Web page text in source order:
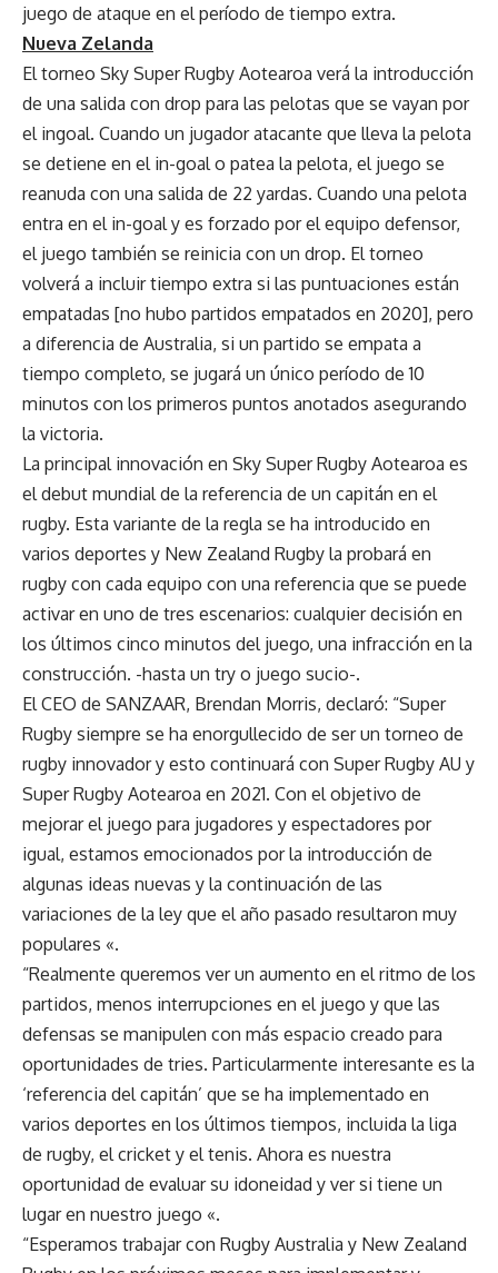
juego de ataque en el período de tiempo extra.
Nueva Zelanda
El torneo Sky Super Rugby Aotearoa verá la introducción
de una salida con drop para las pelotas que se vayan por
el ingoal. Cuando un jugador atacante que lleva la pelota
se detiene en el in-goal o patea la pelota, el juego se
reanuda con una salida de 22 yardas. Cuando una pelota
entra en el in-goal y es forzado por el equipo defensor,
el juego también se reinicia con un drop. El torneo
volverá a incluir tiempo extra si las puntuaciones están
empatadas [no hubo partidos empatados en 2020], pero
a diferencia de Australia, si un partido se empata a
tiempo completo, se jugará un único período de 10
minutos con los primeros puntos anotados asegurando
la victoria.
La principal innovación en Sky Super Rugby Aotearoa es
el debut mundial de la referencia de un capitán en el
rugby. Esta variante de la regla se ha introducido en
varios deportes y New Zealand Rugby la probará en
rugby con cada equipo con una referencia que se puede
activar en uno de tres escenarios: cualquier decisión en
los últimos cinco minutos del juego, una infracción en la
construcción. -hasta un try o juego sucio-.
El CEO de SANZAAR, Brendan Morris, declaró: “Super
Rugby siempre se ha enorgullecido de ser un torneo de
rugby innovador y esto continuará con Super Rugby AU y
Super Rugby Aotearoa en 2021. Con el objetivo de
mejorar el juego para jugadores y espectadores por
igual, estamos emocionados por la introducción de
algunas ideas nuevas y la continuación de las
variaciones de la ley que el año pasado resultaron muy
populares «.
“Realmente queremos ver un aumento en el ritmo de los
partidos, menos interrupciones en el juego y que las
defensas se manipulen con más espacio creado para
oportunidades de tries. Particularmente interesante es la
‘referencia del capitán’ que se ha implementado en
varios deportes en los últimos tiempos, incluida la liga
de rugby, el cricket y el tenis. Ahora es nuestra
oportunidad de evaluar su idoneidad y ver si tiene un
lugar en nuestro juego «.
“Esperamos trabajar con Rugby Australia y New Zealand